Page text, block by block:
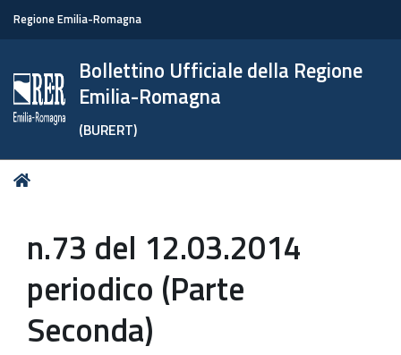
Regione Emilia-Romagna
Bollettino Ufficiale della Regione
Emilia-Romagna
(BURERT)
Tu
n.73 del 12.03.2014
periodico (Parte
Seconda)